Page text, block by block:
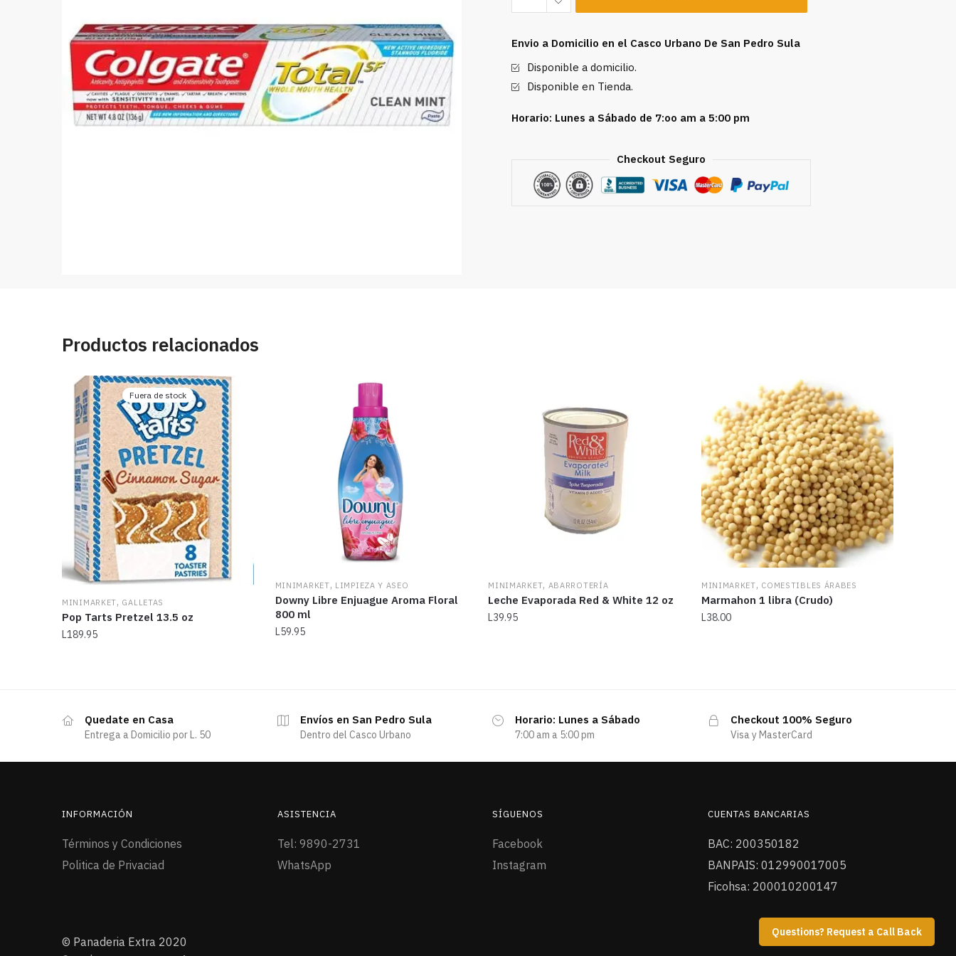
Clean
150
ml
cantidad
Envio a Domicilio en el Casco Urbano De San Pedro Sula
Disponible a domicilio.
Disponible en Tienda.
Horario: Lunes a Sábado de 7:oo am a 5:00 pm
Checkout Seguro
Questions? Request a Call Back
Productos relacionados
Fuera de stock
MINIMARKET, GALLETAS
Pop Tarts Pretzel 13.5 oz
L189.95
MINIMARKET, LIMPIEZA Y ASEO
Downy Libre Enjuague Aroma Floral
800 ml
L59.95
MINIMARKET, ABARROTERÍA
Leche Evaporada Red & White 12 oz
L39.95
MINIMARKET, COMESTIBLES ÁRABES
Marmahon 1 libra (Crudo)
L38.00
Quedate en Casa
Entrega a Domicilio por L. 50
Envíos en San Pedro Sula
Dentro del Casco Urbano
Horario: Lunes a Sábado
7:00 am a 5:00 pm
Checkout 100% Seguro
Visa y MasterCard
INFORMACIÓN
Términos y Condiciones
Politica de Privaciad
ASISTENCIA
Tel: 9890-2731
WhatsApp
SÍGUENOS
Facebook
Instagram
CUENTAS BANCARIAS
BAC: 200350182
BANPAIS: 012990017005
Ficohsa: 200010200147
© Panaderia Extra 2020